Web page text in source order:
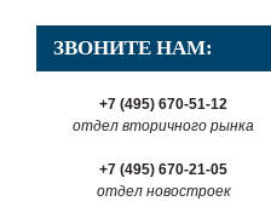
ЗВОНИТЕ НАМ:
+7 (495) 670-51-12
отдел вторичного рынка
+7 (495) 670-21-05
отдел новостроек